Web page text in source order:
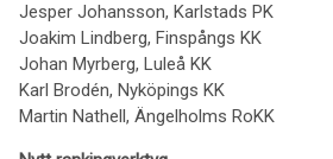
Jesper Johansson, Karlstads PK
Joakim Lindberg, Finspångs KK
Johan Myrberg, Luleå KK
Karl Brodén, Nyköpings KK
Martin Nathell, Ängelholms RoKK